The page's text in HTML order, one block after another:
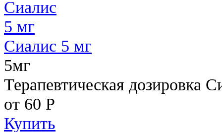
Сиалис 5 мг
5мг
Терапевтическая дозировка
от 60 Р
Купить